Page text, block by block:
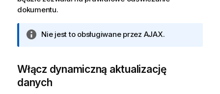
dokumentu.
I
o
m
Nie jest to obsługiwane przez AJAX.
Włącz dynamiczną aktualizację
danych